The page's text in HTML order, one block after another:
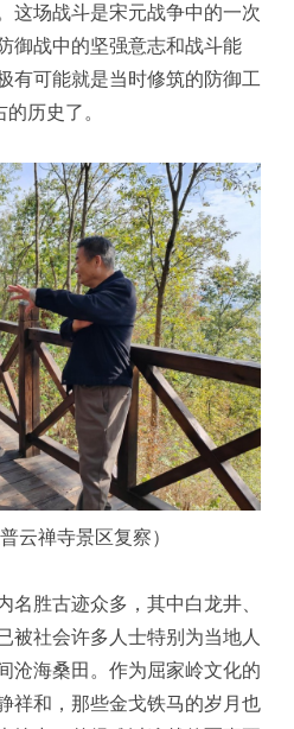
这场战斗是宋元战争中的一次
御战中的坚强意志和战斗能
有可能就是当时修筑的防御工
历史了。
云禅寺景区复察）
胜古迹众多，其中白龙井、
被社会许多人士特别为当地人
沧海桑田。作为屈家岭文化的
祥和，那些金戈铁马的岁月也